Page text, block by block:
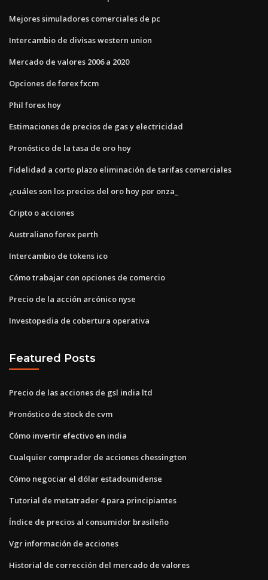
Mejores simuladores comerciales de pc
Intercambio de divisas western union
Mercado de valores 2006 a 2020
Opciones de forex fxcm
Phil forex hoy
Estimaciones de precios de gas y electricidad
Pronóstico de la tasa de oro hoy
Fidelidad a corto plazo eliminación de tarifas comerciales
¿cuáles son los precios del oro hoy por onza_
Cripto o acciones
Australiano forex perth
Intercambio de tokens ico
Cómo trabajar con opciones de comercio
Precio de la acción arcónico nyse
Investopedia de cobertura operativa
Featured Posts
Precio de las acciones de gsl india ltd
Pronóstico de stock de cvm
Cómo invertir efectivo en india
Cualquier comprador de acciones chessington
Cómo negociar el dólar estadounidense
Tutorial de metatrader 4 para principiantes
Índice de precios al consumidor brasileño
Vgr información de acciones
Historial de corrección del mercado de valores